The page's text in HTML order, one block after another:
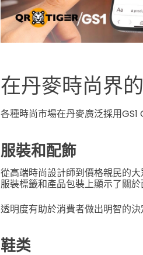
在丹麥時尚界
各種時尚市場在丹麥廣泛採用GS1
服裝和配飾
從高端時尚設計師到價格親民的
服裝標籤和產品包裝上顯示了關
透明度有助於消費者做出明智的
鞋类